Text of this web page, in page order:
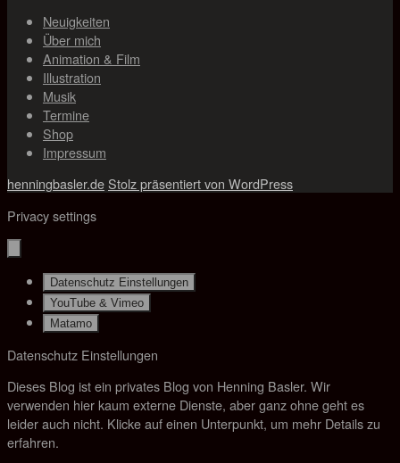
Neuigkeiten
Über mich
Animation & Film
Illustration
Musik
Termine
Shop
Impressum
henningbasler.deStolz präsentiert von WordPress
Privacy settings
Datenschutz Einstellungen
YouTube & Vimeo
Matamo
Datenschutz Einstellungen
Dieses Blog ist ein privates Blog von Henning Basler. Wir
verwenden hier kaum externe Dienste, aber ganz ohne geht es
leider auch nicht. Klicke auf einen Unterpunkt, um mehr Details zu
erfahren.